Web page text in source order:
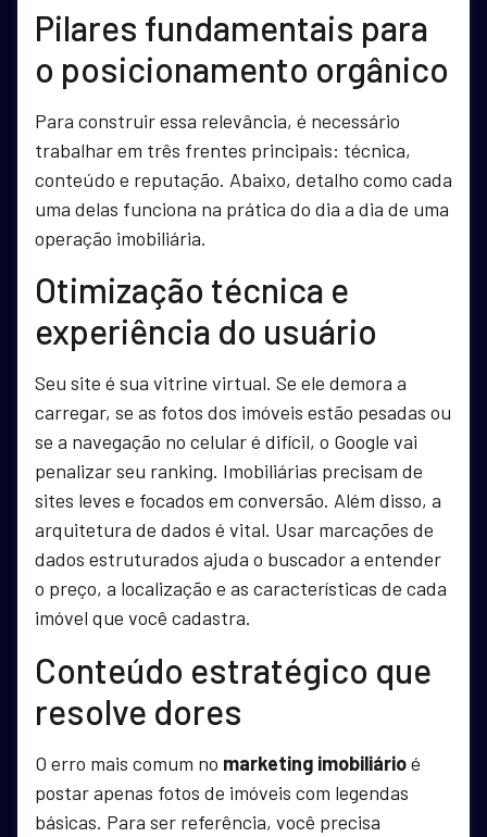
Pilares fundamentais para
o posicionamento orgânico
Para construir essa relevância, é necessário
trabalhar em três frentes principais: técnica,
conteúdo e reputação. Abaixo, detalho como cada
uma delas funciona na prática do dia a dia de uma
operação imobiliária.
Otimização técnica e
experiência do usuário
Seu site é sua vitrine virtual. Se ele demora a
carregar, se as fotos dos imóveis estão pesadas ou
se a navegação no celular é difícil, o Google vai
penalizar seu ranking. Imobiliárias precisam de
sites leves e focados em conversão. Além disso, a
arquitetura de dados é vital. Usar marcações de
dados estruturados ajuda o buscador a entender
o preço, a localização e as características de cada
imóvel que você cadastra.
Conteúdo estratégico que
resolve dores
O erro mais comum no marketing imobiliárioé
postar apenas fotos de imóveis com legendas
básicas. Para ser referência, você precisa